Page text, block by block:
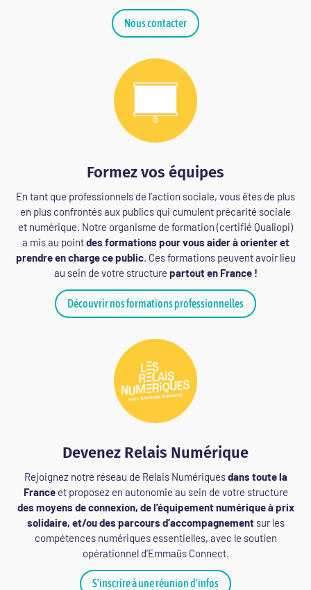
Nous contacter
Formez vos équipes
En tant que professionnels de l’action sociale, vous êtes de plus
en plus confrontés aux publics qui cumulent précarité sociale
et numérique. Notre organisme de formation (certifié Qualiopi)
a mis au pointdes formations pour vous aiderà orienter et
prendre en charge ce public. Ces formations peuvent avoir lieu
au sein de votre structure partout en France !
Découvrir nos formations professionnelles
Devenez Relais Numérique
Rejoignez notre réseau de Relais Numériquesdans toute la
Franceet proposez en autonomie au sein de votre structure
des moyens de connexion, de l’équipement numérique à prix
solidaire, et/ou des parcours d’accompagnementsur les
compétences numériques essentielles, avec le soutien
opérationnel d’Emmaüs Connect.
S'inscrire à une réunion d'infos